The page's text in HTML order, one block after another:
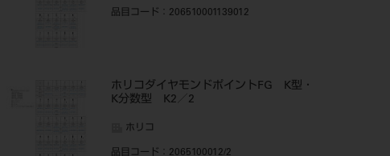
品目コード ：206510001139012
ホリコダイヤモンドポイントFG K型・
K分数型 K2／2
ホリコ
品目コード ：2065100012/2